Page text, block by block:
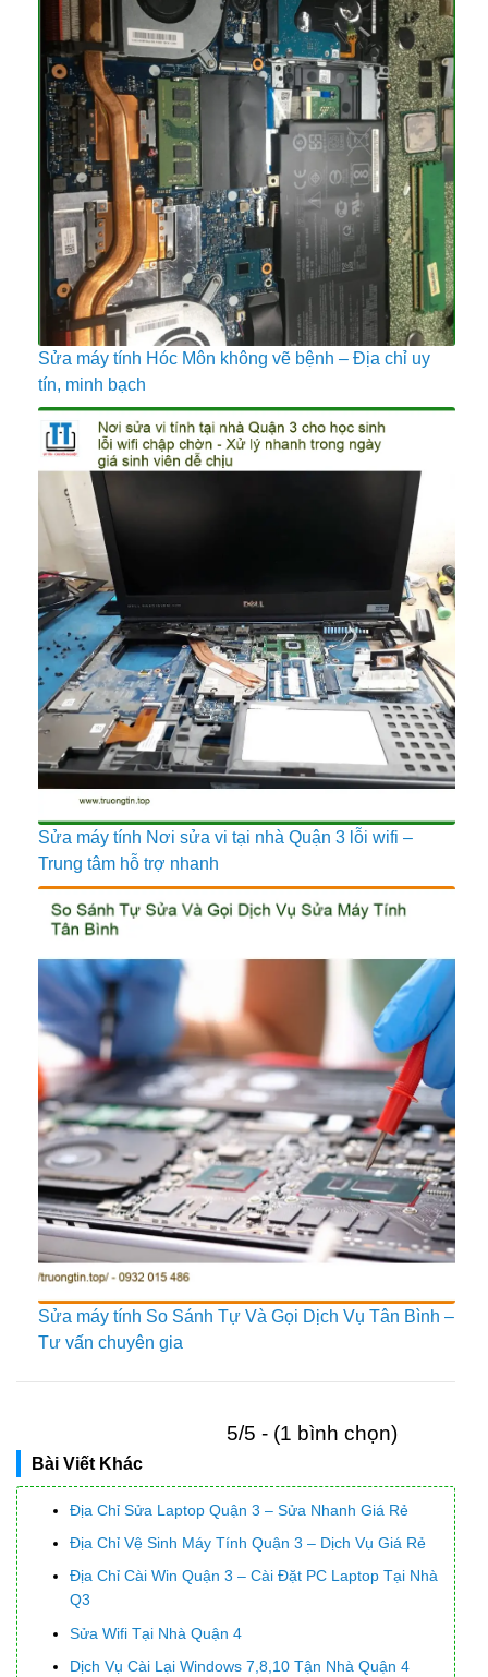
Sửa máy tính Hóc Môn không vẽ bệnh – Địa chỉ uy
tín, minh bạch
Sửa máy tính Nơi sửa vi tại nhà Quận 3 lỗi wifi –
Trung tâm hỗ trợ nhanh
Sửa máy tính So Sánh Tự Và Gọi Dịch Vụ Tân Bình –
Tư vấn chuyên gia
5/5 - (1 bình chọn)
Bài Viết Khác
Địa Chỉ Sửa Laptop Quận 3 – Sửa Nhanh Giá Rẻ
Địa Chỉ Vệ Sinh Máy Tính Quận 3 – Dịch Vụ Giá Rẻ
Địa Chỉ Cài Win Quận 3 – Cài Đặt PC Laptop Tại Nhà
Q3
Sửa Wifi Tại Nhà Quận 4
Dịch Vụ Cài Lại Windows 7,8,10 Tận Nhà Quận 4